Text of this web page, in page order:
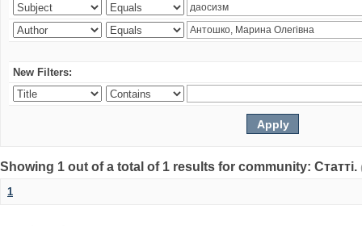
New Filters:
Showing 1 out of a total of 1 results for community: Статті.
1